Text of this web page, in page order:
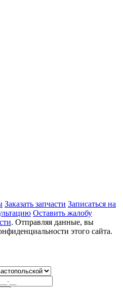
Заказать запчасти Записаться на
Оставить жалобу
. Отправляя данные, вы
этого сайта.